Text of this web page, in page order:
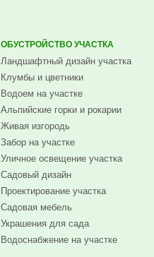
ОБУСТРОЙСТВО УЧАСТКА
Ландшафтный дизайн участка
Клумбы и цветники
Водоем на участке
Альпийские горки и рокарии
Живая изгородь
Забор на участке
Уличное освещение участка
Садовый дизайн
Проектирование участка
Садовая мебель
Украшения для сада
Водоснабжение на участке